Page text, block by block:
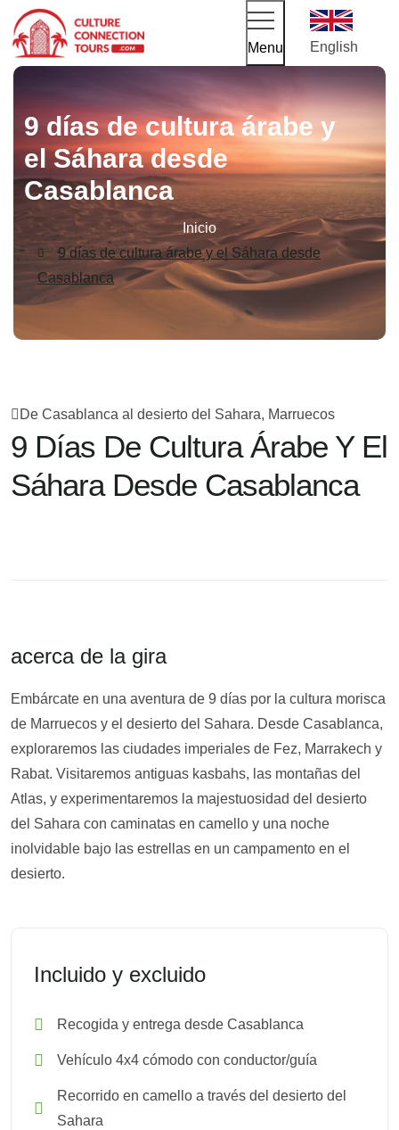
Menu English
9 días de cultura árabe y
el Sáhara desde
Casablanca
Inicio
9 días de cultura árabe y el Sáhara desde
Casablanca
De Casablanca al desierto del Sahara, Marruecos
9 Días De Cultura Árabe Y El
Sáhara Desde Casablanca
acerca de la gira
Embárcate en una aventura de 9 días por la cultura morisca
de Marruecos y el desierto del Sahara. Desde Casablanca,
exploraremos las ciudades imperiales de Fez, Marrakech y
Rabat. Visitaremos antiguas kasbahs, las montañas del
Atlas, y experimentaremos la majestuosidad del desierto
del Sahara con caminatas en camello y una noche
inolvidable bajo las estrellas en un campamento en el
desierto.
Incluido y excluido
Recogida y entrega desde Casablanca
Vehículo 4x4 cómodo con conductor/guía
Recorrido en camello a través del desierto del
Sahara